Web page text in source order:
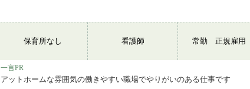
保育所なし 看護師 常勤 正規雇用
一言PR
アットホームな雰囲気の働きやすい職場でやりがいのある仕事です